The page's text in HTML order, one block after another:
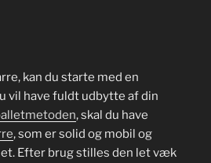
kan du starte med en
vil have fuldt udbytte af din
, skal du have
, som er solid og mobil og
Efter brug stilles den let væk